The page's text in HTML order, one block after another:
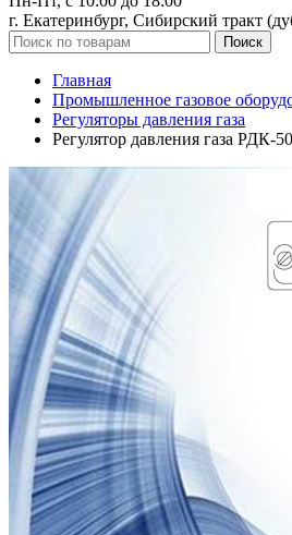
г. Екатеринбург, Сибирский тракт
Поиск
Главная
Промышленное газовое
Регуляторы давления газа
Регулятор давления газа РДК-